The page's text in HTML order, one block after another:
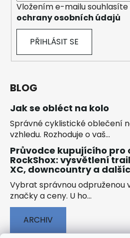
Vložením e-mailu souhlasíte
ochrany osobních údajů
PŘIHLÁSIT SE
BLOG
Jak se obléct na kolo
Správné cyklistické oblečení
vzhledu. Rozhoduje o vaš...
Průvodce kupujícího pro
RockShox: vysvětlení
XC, downcountry a
Vybrat správnou odpruženou
značky a ceny. U ho...
ARCHIV